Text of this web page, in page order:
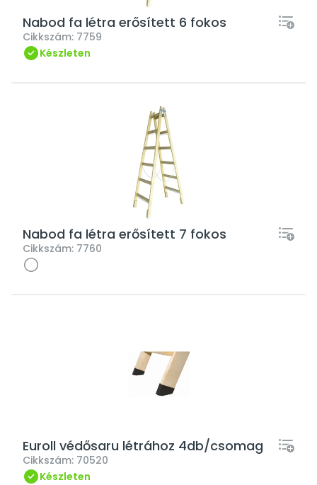
Nabod fa létra erősített 6 fokos
Cikkszám: 7759
Készleten
Nabod fa létra erősített 7 fokos
Cikkszám: 7760
Euroll védősaru létrához 4db/csomag
Cikkszám: 70520
Készleten